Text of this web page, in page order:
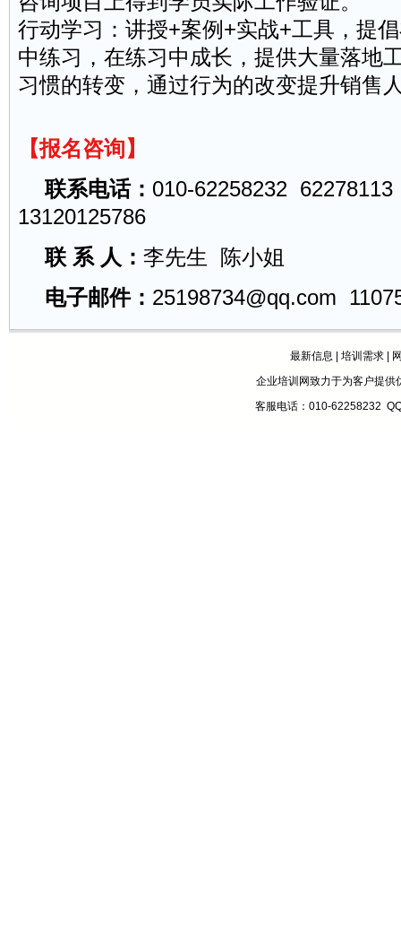
行动学习：讲授+案例+实战+工具，提
中练习，在练习中成长，提供大量落地
习惯的转变，通过行为的改变提升销售
【报名咨询】
联系电话： 010-62258232
13120125786
联 系 人： 李先生 陈小姐
电子邮件： 25198734@qq.com
最新信息 | 培训需求|
企业培训网致力于为客户提供
客服电话：010-62258232